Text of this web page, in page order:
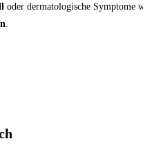
oder dermatologische Symptome